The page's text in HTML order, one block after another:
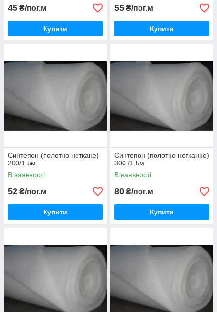
45 ₴/пог.м
Купити
55 ₴/пог.м
Купити
Синтепон (полотно неткане)
200/1.5м.
В наявності
52 ₴/пог.м
Купити
Синтепон (полотно нетканне)
300 /1,5м
В наявності
80 ₴/пог.м
Купити